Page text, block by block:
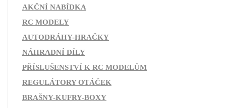
AKČNÍ NABÍDKA
RC MODELY
AUTODRÁHY-HRAČKY
NÁHRADNÍ DÍLY
PŘÍSLUŠENSTVÍ K RC MODELŮM
REGULÁTORY OTÁČEK
BRAŠNY-KUFRY-BOXY